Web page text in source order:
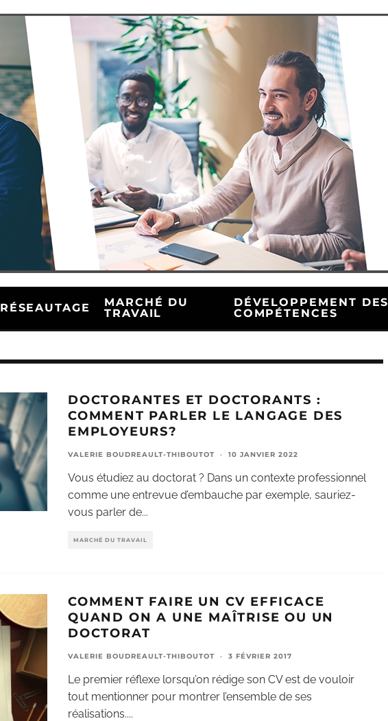
RÉSEAUTAGE
MARCHÉ DU
TRAVAIL
DÉVELOPPEMENT DES
COMPÉTENCES
DOCTORANTES ET DOCTORANTS :
COMMENT PARLER LE LANGAGE DES
EMPLOYEURS?
VALERIE BOUDREAULT-THIBOUTOT · 10 JANVIER 2022
Vous étudiez au doctorat ? Dans un contexte professionnel
comme une entrevue d’embauche par exemple, sauriez-
vous parler de...
MARCHÉ DU TRAVAIL
COMMENT FAIRE UN CV EFFICACE
QUAND ON A UNE MAÎTRISE OU UN
DOCTORAT
VALERIE BOUDREAULT-THIBOUTOT · 3 FÉVRIER 2017
Le premier réflexe lorsqu’on rédige son CV est de vouloir
tout mentionner pour montrer l’ensemble de ses
réalisations....